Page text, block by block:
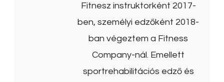
Fitnesz instruktorként 2017-
ben, személyi edzőként 2018-
ban végeztem a Fitness
Company-nál. Emellett
sportrehabilitációs edző és